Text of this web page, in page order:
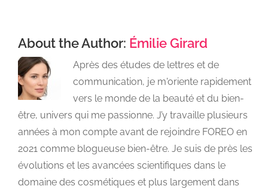
About the Author: Émilie Girard
Après des études de lettres et de
communication, je m'oriente rapidement
vers le monde de la beauté et du bien-
être, univers qui me passionne. J’y travaille plusieurs
années à mon compte avant de rejoindre FOREO en
2021 comme blogueuse bien-être. Je suis de près les
évolutions et les avancées scientifiques dans le
domaine des cosmétiques et plus largement dans